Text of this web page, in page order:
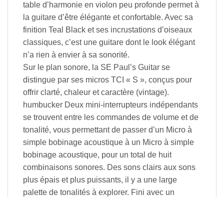
table d’harmonie en violon peu profonde permet à
la guitare d’être élégante et confortable. Avec sa
finition Teal Black et ses incrustations d’oiseaux
classiques, c’est une guitare dont le look élégant
n’a rien à envier à sa sonorité.
Sur le plan sonore, la SE Paul’s Guitar se
distingue par ses micros TCI « S », conçus pour
offrir clarté, chaleur et caractère (vintage).
humbucker Deux mini-interrupteurs indépendants
se trouvent entre les commandes de volume et de
tonalité, vous permettant de passer d’un Micro à
simple bobinage acoustique à un Micro à simple
bobinage acoustique, pour un total de huit
combinaisons sonores. Des sons clairs aux sons
plus épais et plus puissants, il y a une large
palette de tonalités à explorer. Fini avec un